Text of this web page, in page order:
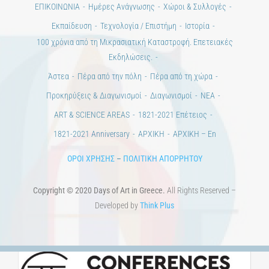
ΒΙΒΛΙΟΘΗΚΗ
ΜΕΤΑΠΤΥΧΙΑΚΑ
ΕΚΠΑΙΔΕΥΤΙΚΑ ΙΔΡΥΜΑΤΑ
ΠΟΛΙΤΙΣΤΙΚΟΙ ΦΟΡΕΙΣ
ΧΩΡΟΙ ΤΕΧΝΗΣ ΔΗΜΟΙ
Αγγελίες
Ημέρες Ανάγνωσης
Εκπαίδευση
Τεχνολογία / Επιστήμη
Ιστορία
100 χρόνια από τη Μικρασιατική Καταστροφή. Επετειακές
Εκδηλώσεις.
Άστεα
Πέρα από την πόλη
Πέρα από τη χώρα
1821-2021 Anniversary
ΑΡΧΙΚΗ ΑΡΧΙΚΗ – En
ΟΡΟΙ ΧΡΗΣΗΣ–ΠΟΛΙΤΙΚΗ ΑΠΟΡΡΗΤΟΥ
Developed byThink Plus